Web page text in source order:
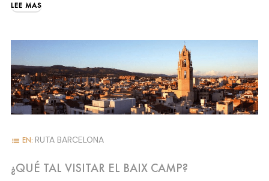
LEE MAS
list EN: RUTA BARCELONA
¿QUÉ TAL VISITAR EL BAIX CAMP?